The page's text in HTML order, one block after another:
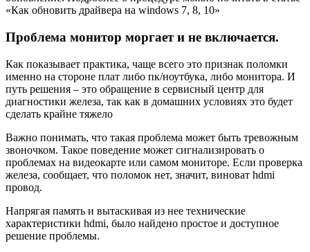
«Как обновить драйвера на windows 7, 8, 10»
Проблема монитор моргает и не включается.
Как показывает практика, чаще всего это признак поломки
именно на стороне плат либо пк/ноутбука, либо монитора. И
путь решения – это обращение в сервисный центр для
диагностики железа, так как в домашних условиях это будет
сделать крайне тяжело
Важно понимать, что такая проблема может быть тревожным
звоночком. Такое поведение может сигнализировать о
проблемах на видеокарте или самом мониторе. Если проверка
железа, сообщает, что поломок нет, значит, виноват hdmi
провод.
Напрягая память и вытаскивая из нее технические
характеристики hdmi, было найдено простое и доступное
решение проблемы.